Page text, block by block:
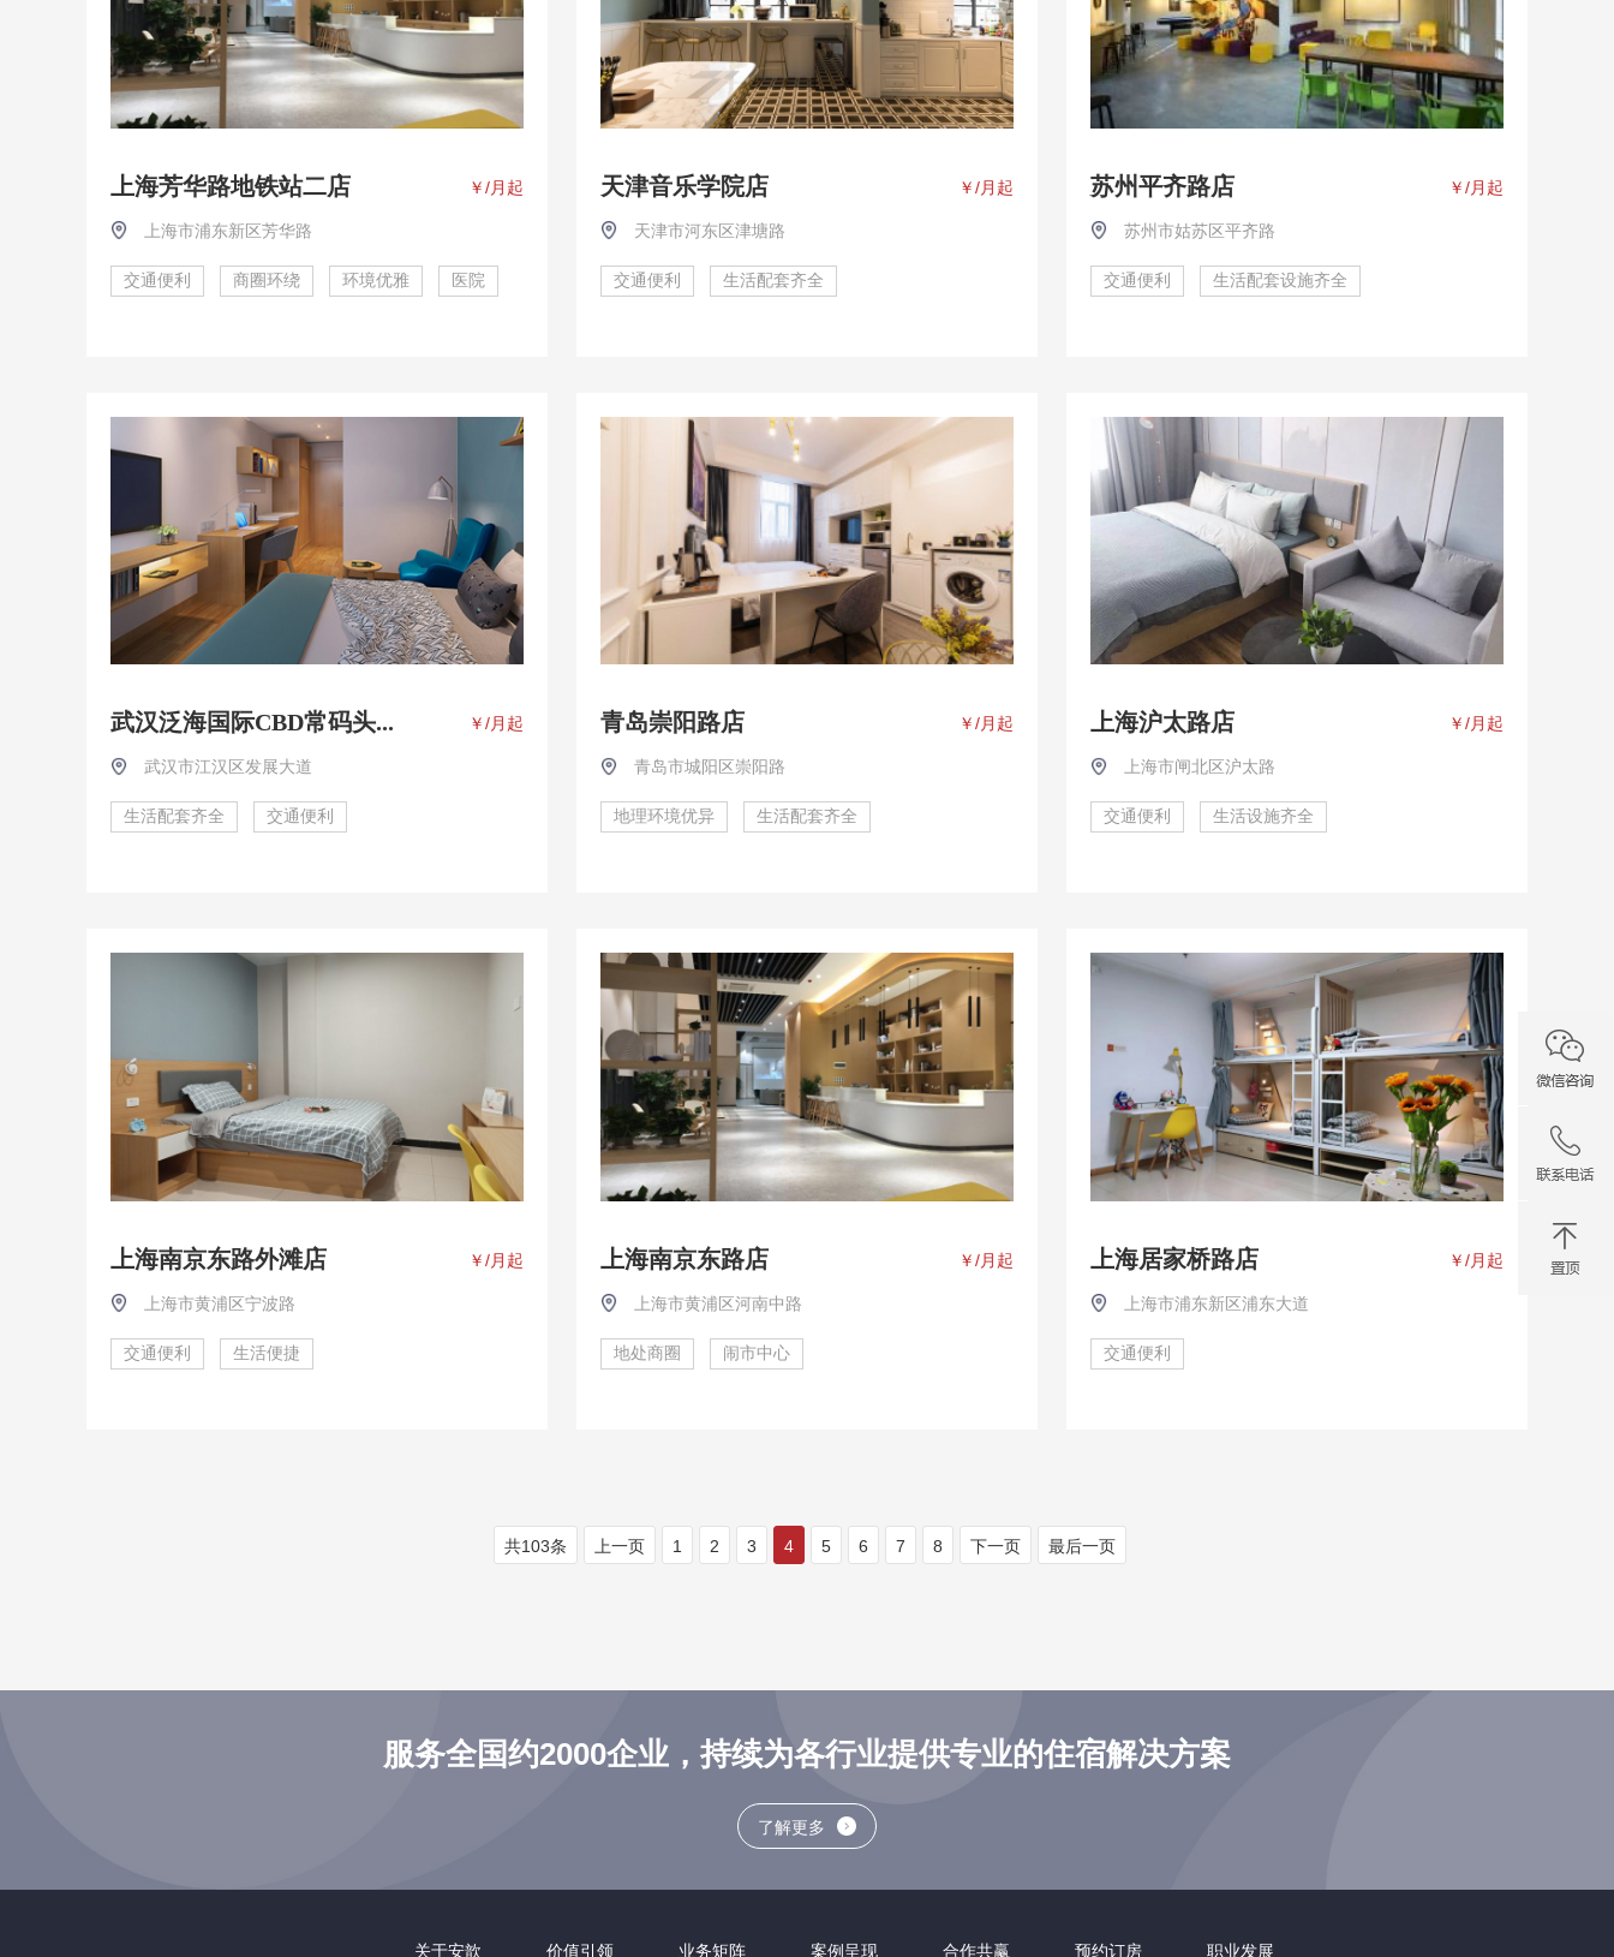
上海芳华路地铁站二店 ￥/月起
上海市浦东新区芳华路
交通便利 商圈环绕 环境优雅 医院
天津音乐学院店 ￥/月起
天津市河东区津塘路
交通便利 生活配套齐全
苏州平齐路店 ￥/月起
苏州市姑苏区平齐路
交通便利 生活配套设施齐全
武汉泛海国际CBD常码头... ￥/月起
武汉市江汉区发展大道
生活配套齐全 交通便利
青岛崇阳路店 ￥/月起
青岛市城阳区崇阳路
地理环境优异 生活配套齐全
上海沪太路店 ￥/月起
上海市闸北区沪太路
交通便利 生活设施齐全
上海南京东路外滩店 ￥/月起
上海市黄浦区宁波路
交通便利 生活便捷
上海南京东路店 ￥/月起
上海市黄浦区河南中路
地处商圈 闹市中心
上海居家桥路店 ￥/月起
上海市浦东新区浦东大道
交通便利
共103条 上一页 1 2 3 4 5 6 7 8 下一页 最后一页
服务全国约2000企业，持续为各行业提供专业的住宿解决方案
了解更多
关于安歆 价值引领 业务矩阵 案例呈现 合作共赢 预约订房 职业发展